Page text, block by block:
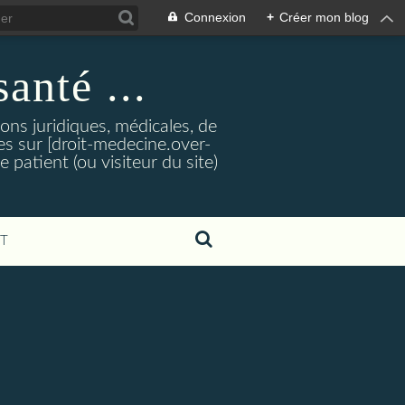
Connexion + Créer mon blog
...
juridiques, médicales, de
sur [droit-medecine.over-
patient (ou visiteur du site)